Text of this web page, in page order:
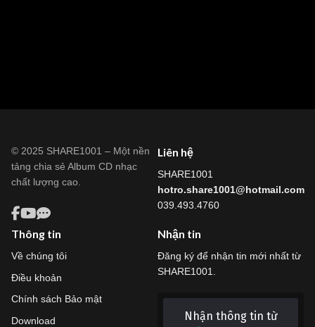
© 2025 SHARE1001 – Một nền
tảng chia sẻ Album CD nhạc
chất lượng cao.
Liên hệ
SHARE1001
hotro.share1001@hotmail.com
039.493.4760
Thông tin
Về chúng tôi
Điều khoản
Chính sách Bảo mật
Download
Nhận tin
Đăng ký để nhận tin mới nhất từ
SHARE1001.
Nhận thông tin từ